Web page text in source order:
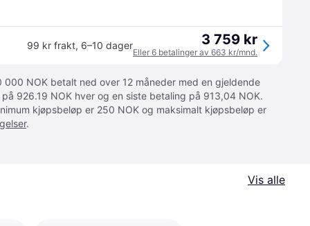
99 kr frakt, 6–10 dager 3 759 kr
Eller 6 betalinger av 663 kr/mnd.
000 NOK betalt ned over 12 måneder med en gjeldende
926.19 NOK hver og en siste betaling på 913,04 NOK.
kjøpsbeløp er 250 NOK og maksimalt kjøpsbeløp er
.
Vis alle